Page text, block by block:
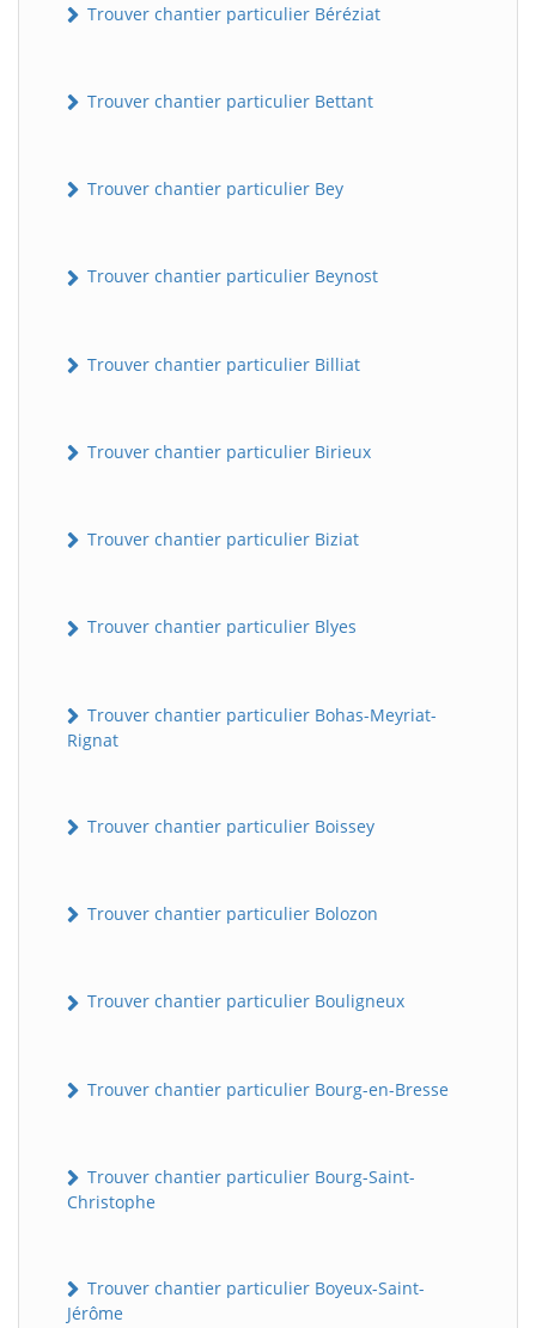
Trouver chantier particulier Béréziat
Trouver chantier particulier Bettant
Trouver chantier particulier Bey
Trouver chantier particulier Beynost
Trouver chantier particulier Billiat
Trouver chantier particulier Birieux
Trouver chantier particulier Biziat
Trouver chantier particulier Blyes
Trouver chantier particulier Bohas-Meyriat-
Rignat
Trouver chantier particulier Boissey
Trouver chantier particulier Bolozon
Trouver chantier particulier Bouligneux
Trouver chantier particulier Bourg-en-Bresse
Trouver chantier particulier Bourg-Saint-
Christophe
Trouver chantier particulier Boyeux-Saint-
Jérôme